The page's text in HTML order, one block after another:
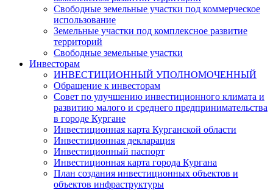
Свободные земельные участки под коммерческое
использование
Земельные участки под комплексное развитие
территорий
Свободные земельные участки
Инвесторам
ИНВЕСТИЦИОННЫЙ УПОЛНОМОЧЕННЫЙ
Обращение к инвесторам
Совет по улучшению инвестиционного климата и
развитию малого и среднего предпринимательства
в городе Кургане
Инвестиционная карта Курганской области
Инвестиционная декларация
Инвестиционный паспорт
Инвестиционная карта города Кургана
План создания инвестиционных объектов и
объектов инфраструктуры